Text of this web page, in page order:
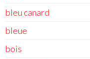
bleu canard
bleue
bois